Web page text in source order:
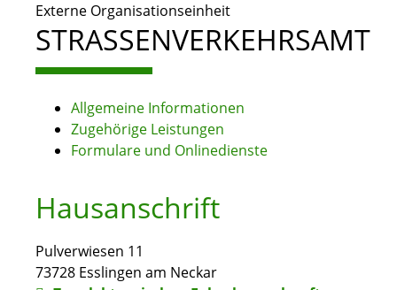
Externe Organisationseinheit
STRASSENVERKEHRSAMT
Allgemeine Informationen
Zugehörige Leistungen
Formulare und Onlinedienste
Hausanschrift
Pulverwiesen 11
73728 Esslingen am Neckar